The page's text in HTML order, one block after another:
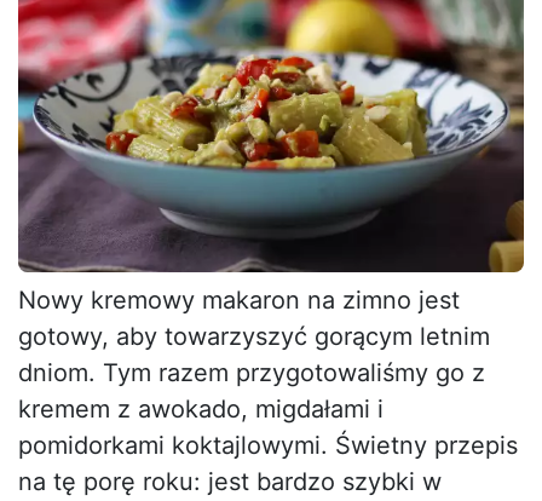
Nowy kremowy makaron na zimno jest
gotowy, aby towarzyszyć gorącym letnim
dniom. Tym razem przygotowaliśmy go z
kremem z awokado, migdałami i
pomidorkami koktajlowymi. Świetny przepis
na tę porę roku: jest bardzo szybki w